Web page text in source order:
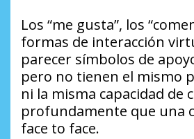
Los “me gusta”, los
formas de interacción
parecer símbolos de
pero no tienen el mismo
ni la misma capacidad de
profundamente que una
face to face.